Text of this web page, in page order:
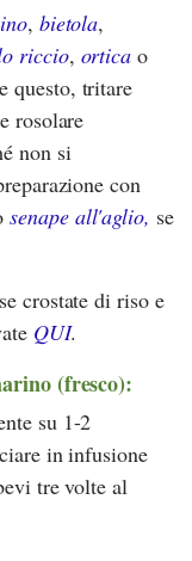
, bietola,
riccio, ortica o
questo, tritare
rosolare
non si
con
senape all'aglio, se
crostate di riso e
QUI.
(fresco):
su 1-2
in infusione
tre volte al